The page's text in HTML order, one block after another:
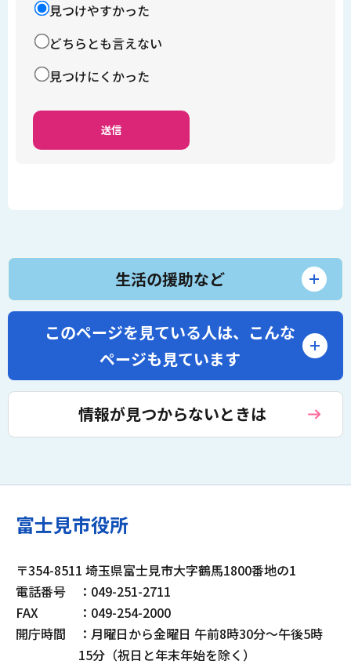
見つけやすかった
どちらとも言えない
見つけにくかった
生活の援助など
このページを見ている人は、 こんな
ページも見ています
情報が見つからないときは
富士見市役所
〒354-8511 埼玉県富士見市大字鶴馬1800番地の1
電話番号
：049-251-2711
FAX
：049-254-2000
開庁時間
：月曜日から金曜日 午前8時30分～午後5時
15分（祝日と年末年始を除く）